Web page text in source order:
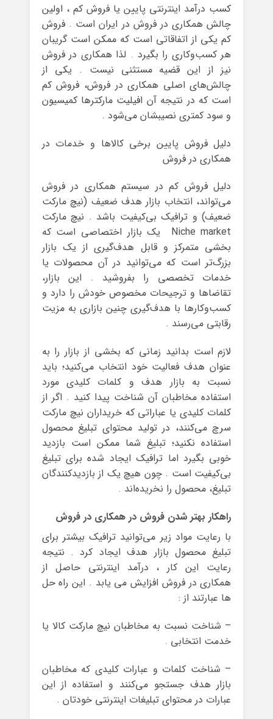
کسب درآمد اینترنتی پایین یا فروش کم ، اولین
چالش همکاری در فروش در ایران است . فروش
کم یکی از اتفاقاتی است که ممکن است گریبان
هر کسب‌وکاری را بگیرد . لذا همکاری در فروش
نیز از این قضیه مستثنی نیست . یکی از
چالش‌های اصلی همکاری در فروش، فروش کم
است که در نتیجه آن افیلیت مارکترها کمیسیون
و سود کمتری نصیبشان می‌شود .
دلیل فروش پایین برخی کالاها و خدمات در
همکاری در فروش
دلیل فروش کم در سیستم همکاری در فروش
می‌تواند، انتخاب بازار هدف ضعیف (نیچ مارکت
ضعیف) و ترافیک بی‌کیفیت باشد . نیچ مارکت
Niche market یک بازار اختصاصی است که
بخشی متمرکز و قابل هدف‌گیری از یک بازار
بزرگ‌تر است که می‌توانید در آن محصولات یا
خدمات تخصصی را بفروشید . این بازار،
تقاضاها و ترجیحات مخصوص خودش را دارد و
کسب‌وکارها با هدف‌گیری چنین بازاری به مزیت
رقابتی می‌رسند .
لازم است بدانید زمانی که بخشی از بازار را به
عنوان هدف فعالیت خود انتخاب می‌کنید؛ باید
نسبت به بازار هدف و کلمات کلیدی‌ مورد
استفاده مخاطبان آن شناخت پیدا کنید . اگر از
کلمات کلیدی یا عباراتی که خریداران نیچ مارکت
سرچ می‌کنند، در تولید محتوای تبلیغ محصول
استفاده نکنید؛ تبلیغ شما ممکن است بازدید
خوبی بگیرد اما ترافیک ایجاد شده برای تبلیغ
بی‌کیفیت است . چون هیچ یک از بازدیدکنندگان
تبلیغ، محصول را نخریده‌اند .
راهکار بهتر شدن فروش در همکاری در فروش
با رعایت مواد زیر می‌توانید ترافیک بیشتر برای
تبلیغ محصول بازار هدف ایجاد کرد . نتیجه
رعایت این کار ، درآمد اینترنتی حاصل از
همکاری در فروش افزایش می یابد . این راه حل
ها عبارتند از :
– شناخت نسبت به مخاطبان نیچ مارکت کالا یا
خدمت انتخابی .
– شناخت کلمات و عبارات کلیدی که مخاطبان
بازار هدف جستجو می‌کنند و استفاده از این
عبارات در محتوای تبلیغات اینترنتی خودتان .